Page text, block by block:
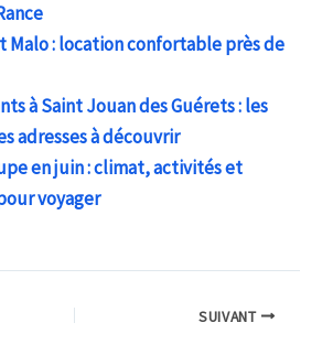
Malo : location confortable près de
à Saint Jouan des Guérets : les
adresses à découvrir
en juin : climat, activités et
voyager
SUIVANT